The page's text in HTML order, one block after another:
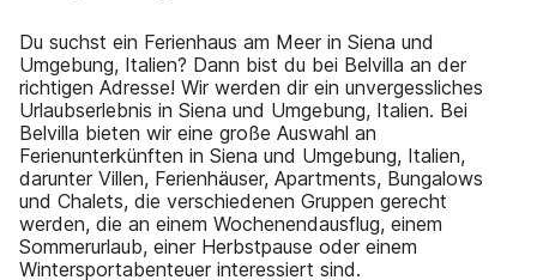
Du suchst ein Ferienhaus am Meer in Siena und
Umgebung, Italien? Dann bist du bei Belvilla an der
richtigen Adresse! Wir werden dir ein unvergessliches
Urlaubserlebnis in Siena und Umgebung, Italien. Bei
Belvilla bieten wir eine große Auswahl an
Ferienunterkünften in Siena und Umgebung, Italien,
darunter Villen, Ferienhäuser, Apartments, Bungalows
und Chalets, die verschiedenen Gruppen gerecht
werden, die an einem Wochenendausflug, einem
Sommerurlaub, einer Herbstpause oder einem
Wintersportabenteuer interessiert sind.